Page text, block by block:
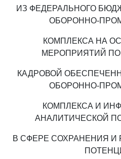
ИЗ ФЕДЕРАЛЬНОГО
ОБОРОННО-
КОМПЛЕКСА НА
МЕРОПРИЯТИЙ
КАДРОВОЙ
ОБОРОННО-
КОМПЛЕКСА И
АНАЛИТИЧЕСКОЙ
В СФЕРЕ СОХРАНЕНИЯ И